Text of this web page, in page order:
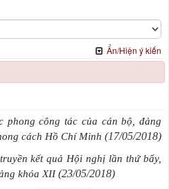
Ẩn/Hiện ý kiến
phong công tác của cán bộ, đảng
cách Hồ Chí Minh (17/05/2018)
kết quả Hội nghị lần thứ bẩy,
khóa XII (23/05/2018)